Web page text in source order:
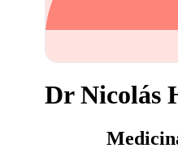
Dr Nicolás